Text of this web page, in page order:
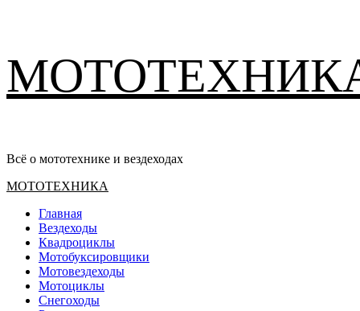
содержимому
Всё о мототехнике и вездеходах
Основное
МОТОТЕХНИКА
Главная
Вездеходы
Квадроциклы
Мотобуксировщики
Мотовездеходы
Мотоциклы
Снегоходы